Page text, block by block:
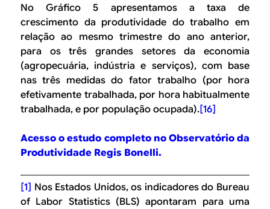
No Gráfico 5 apresentamos a taxa de
crescimento da produtividade do trabalho em
relação ao mesmo trimestre do ano anterior,
para os três grandes setores da economia
(agropecuária, indústria e serviços), com base
nas três medidas do fator trabalho (por hora
efetivamente trabalhada, por hora habitualmente
trabalhada, e por população ocupada).[16]
Acesso o estudo completo no Observatório da
Produtividade Regis Bonelli.
[1] Nos Estados Unidos, os indicadores do Bureau
of Labor Statistics(BLS) apontaram para uma